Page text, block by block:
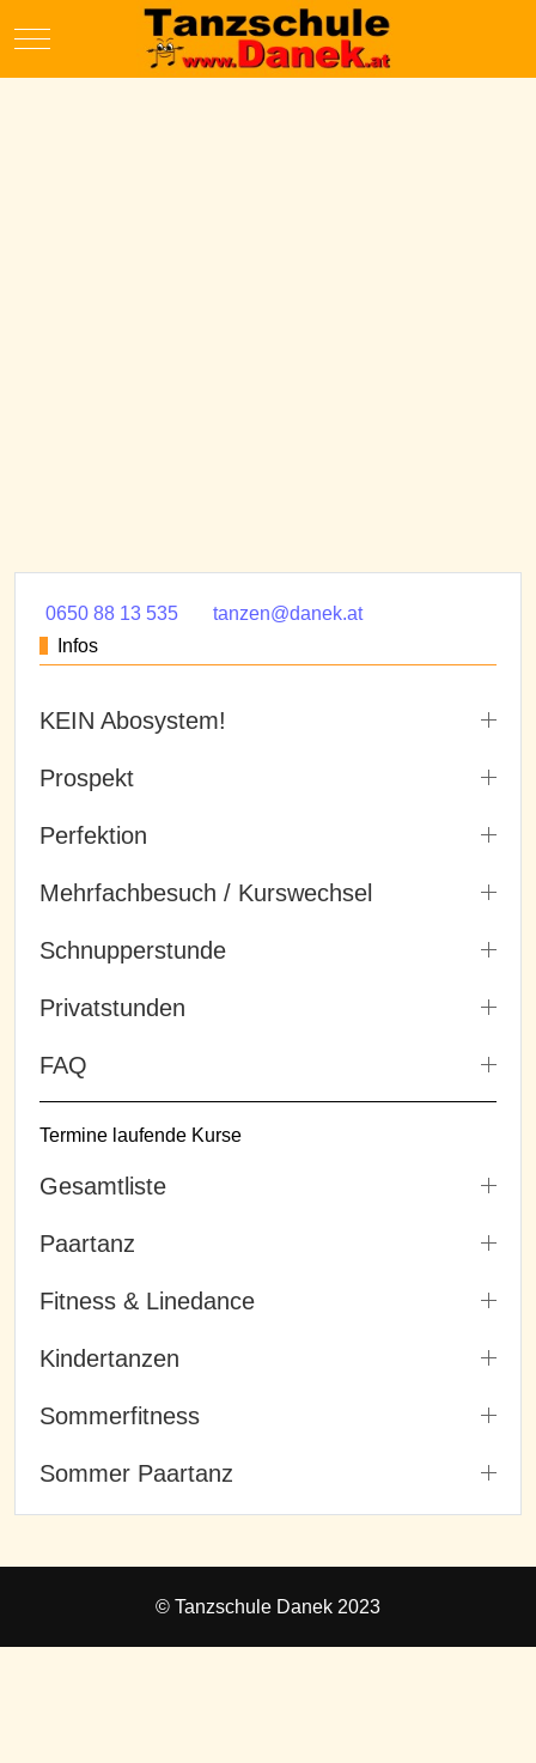
Mobile Menu Toggle
0650 88 13 535
tanzen@danek.at
Infos
KEIN Abosystem!
Prospekt
Perfektion
Mehrfachbesuch / Kurswechsel
Schnupperstunde
Privatstunden
FAQ
Termine laufende Kurse
Gesamtliste
Paartanz
Fitness & Linedance
Kindertanzen
Sommerfitness
Sommer Paartanz
© Tanzschule Danek 2023